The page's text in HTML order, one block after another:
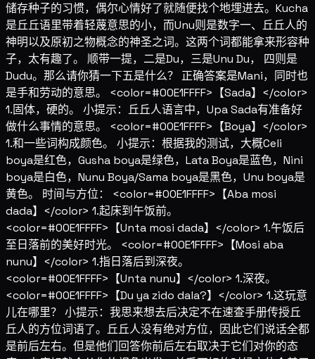
储存种子的习惯，偶尔心情好了就随便找个地埋进去。Kucha
是丘丘语里带着轻蔑意思的小，而Unu则是数字一、丘丘人的
神明以及原初之物概念的神圣之词。这两个词都能拿来形容种
子，太有趣了。 顺带一提，二是Du，三是Unu Du， 四则是
Dudu。那么请你猜一下五是什么？ 正确答案是Mani，同时也
是手和劳动的意思。 <color=#00E1FFFF>【Sada】</color>
1.固体，硬的。 小提示：丘丘人语言中，Upa Sada有准备好
做什么事情的意思。 <color=#00E1FFFF>【Boya】</color>
1.和一些词构成颜色。 小提示：根据我的测试，大概Celi
boya是红色，Gusha boya是绿色，Lata Boya是蓝色，Nini
boya是白色，Nunu Boya/Sama boya是黑色，Unu boya是
黄色。 时间与方位： <color=#00E1FFFF>【Aba mosi
dada】</color> 1.起床到午饭前。
<color=#00E1FFFF>【Unta mosi dada】</color> 1.午饭后
至日落前的美好时光。 <color=#00E1FFFF>【Mosi aba
nunu】</color> 1.指日落后到深夜。
<color=#00E1FFFF>【Unta nunu】</color> 1.深夜。
<color=#00E1FFFF>【Du ya zido dala?】</color> 1.这玩意
儿在哪里？ 小提示：我思来想去后决定不在速查手册传授丘
丘人的方位词语了。丘丘人没有绝对方位，因此它们说话全都
是前后左右。但是他们回答你前后左右取决于它们对你的态